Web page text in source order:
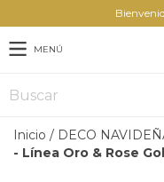
MENÚ
Inicio / DECO
- Línea Oro & Rose